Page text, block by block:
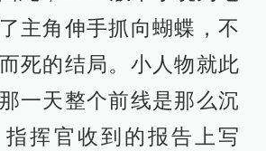
提——让自己活下去。
罗已是老兵油子，他见
为“绞肉机”的一战真实战
个保罗才是符合人性